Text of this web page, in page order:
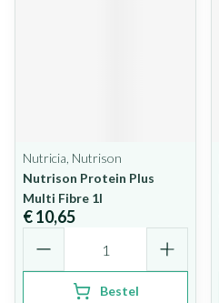
Nutricia, Nutrison
Nutrison Protein Plus
Multi Fibre 1l
€ 10,65
Bestel